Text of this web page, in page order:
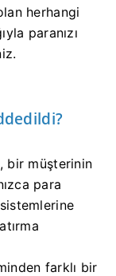
herhangi
paranızı
bir müşterinin
para
farklı bir